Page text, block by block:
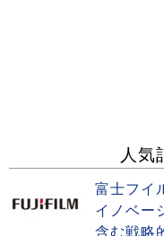
人気
富士フイ
イノベー
含む戦略